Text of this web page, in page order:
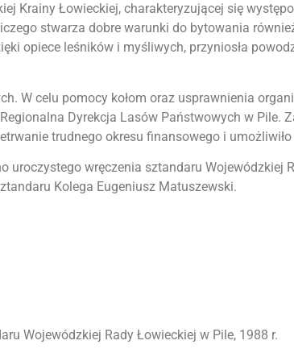
Krainy Łowieckiej, charakteryzującej się
stwarza dobre warunki do bytowania
opiece leśników i myśliwych, przyniosła
W celu pomocy kołom oraz usprawnienia
Dyrekcja Lasów Państwowych w
trudnego okresu finansowego i
wręczenia sztandaru Wojewódzkiej
Kolega Eugeniusz Matuszewski.
Wojewódzkiej Rady Łowieckiej w Pile, 1988 r.